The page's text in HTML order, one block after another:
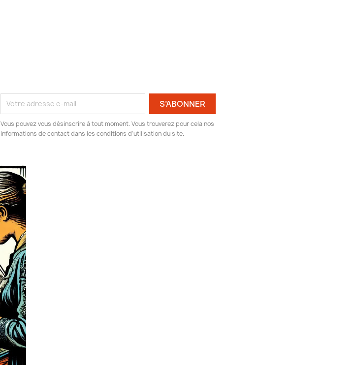
Vous pouvez vous désinscrire à tout moment. Vous trouverez pour cela nos
informations de contact dans les conditions d'utilisation du site.